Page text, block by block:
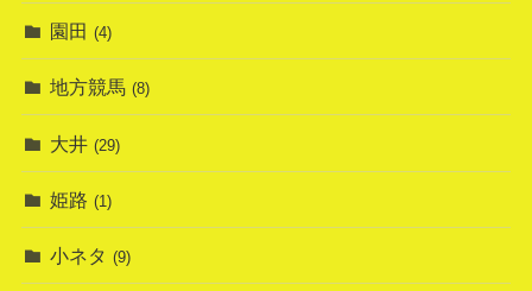
園田 (4)
地方競馬 (8)
大井 (29)
姫路 (1)
小ネタ (9)